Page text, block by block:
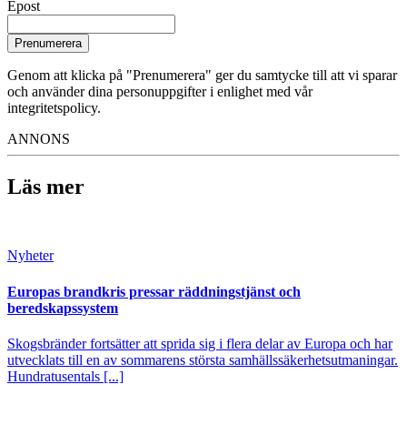
Epost
Prenumerera
Genom att klicka på "Prenumerera" ger du samtycke till att vi sparar
och använder dina personuppgifter i enlighet med vår
integritetspolicy.
ANNONS
Läs mer
Nyheter
Europas brandkris pressar räddningstjänst och
beredskapssystem
Skogsbränder fortsätter att sprida sig i flera delar av Europa och har
utvecklats till en av sommarens största samhällssäkerhetsutmaningar.
Hundratusentals [...]